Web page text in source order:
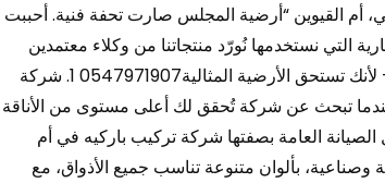
أم القيوين “أرضية المجلس صارت تحفة فنية. أحببت
التي نستخدمها نُورّد منتجاتنا من وكلاء معتمدين
لضمان الجودة والضمان الحقيقي. 📞 تواصل معنا اليوم – لأنك تستحق الأرضية المثالية0547971907 1. شركة
تبحث عن شركة تُحقق لك أعلى مستوى من الأناقة
العامة بصفتها شركة تركيب باركيه في أم
وصناعية، بألوان متنوعة تناسب جميع الأذواق، مع